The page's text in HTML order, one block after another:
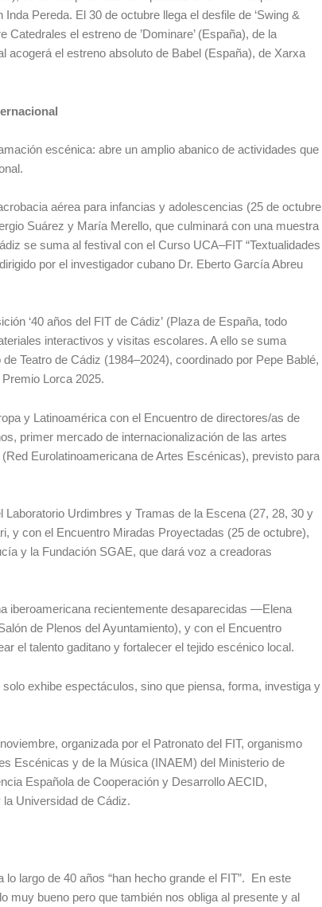
Pereda. El 30 de octubre llega el desfile de ‘Swing &
el estreno de ’Dominare’ (España), de la
el estreno absoluto de Babel (España), de Xarxa
escénica: abre un amplio abanico de actividades que
aérea para infancias y adolescencias (25 de octubre
Suárez y María Merello, que culminará con una muestra
se suma al festival con el Curso UCA–FIT “Textualidades
por el investigador cubano Dr. Eberto García Abreu
‘40 años del FIT de Cádiz’ (Plaza de España, todo
interactivos y visitas escolares. A ello se suma
Teatro de Cádiz (1984–2024), coordinado por Pepe Bablé,
Lorca 2025.
y Latinoamérica con el Encuentro de directores/as de
primer mercado de internacionalización de las artes
Eurolatinoamericana de Artes Escénicas), previsto para
Urdimbres y Tramas de la Escena (27, 28, 30 y
y con el Encuentro Miradas Proyectadas (25 de octubre),
y la Fundación SGAE, que dará voz a creadoras
iberoamericana recientemente desaparecidas —Elena
de Plenos del Ayuntamiento), y con el Encuentro
el talento gaditano y fortalecer el tejido escénico local.
exhibe espectáculos, sino que piensa, forma, investiga y
organizada por el Patronato del FIT, organismo
Escénicas y de la Música (INAEM) del Ministerio de
Española de Cooperación y Desarrollo AECID,
Universidad de Cádiz.
largo de 40 años “han hecho grande el FIT”. En este
muy bueno pero que también nos obliga al presente y al